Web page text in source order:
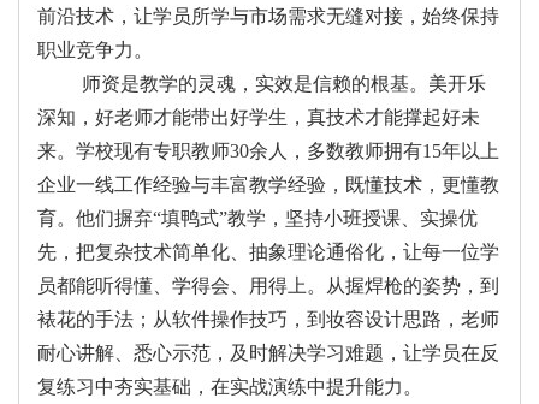
前沿技术，让学员所学与市场需求无缝对接，始终保持
职业竞争力。
师资是教学的灵魂，实效是信赖的根基。美开乐
深知，好老师才能带出好学生，真技术才能撑起好未
来。学校现有专职教师30余人，多数教师拥有15年以上
企业一线工作经验与丰富教学经验，既懂技术，更懂教
育。他们摒弃“填鸭式”教学，坚持小班授课、实操优
先，把复杂技术简单化、抽象理论通俗化，让每一位学
员都能听得懂、学得会、用得上。从握焊枪的姿势，到
裱花的手法；从软件操作技巧，到妆容设计思路，老师
耐心讲解、悉心示范，及时解决学习难题，让学员在反
复练习中夯实基础，在实战演练中提升能力。